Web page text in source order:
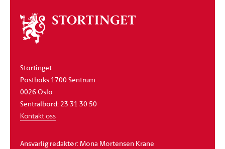
Om
stortinget
Stortinget
Postboks 1700 Sentrum
0026 Oslo
Sentralbord: 23 31 30 50
Kontakt oss
Ansvarlig redaktør: Mona Mortensen Krane